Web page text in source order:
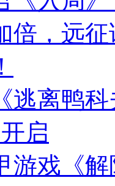
倍，远
逃离鸭
启
游戏《